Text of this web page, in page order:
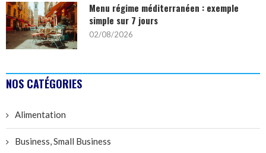
Menu régime méditerranéen : exemple
simple sur 7 jours
02/08/2026
NOS CATÉGORIES
Alimentation
Business, Small Business